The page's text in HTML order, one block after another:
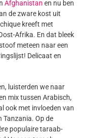
Afghanistan en nu ben
de zware kost uit
kreeft met
Afrika. En dat bleek
meteen naar een
Delicaat en
luisterden we naar
mix tussen Arabisch,
ook met invloeden van
Tanzania. Op de
populaire taraab-